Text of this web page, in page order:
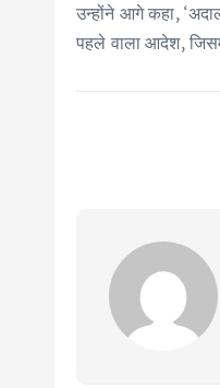
उन्होंने आगे कहा,
पहले वाला आदेश,